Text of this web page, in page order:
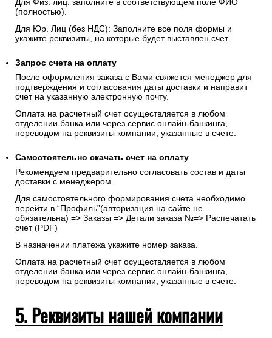
Для Физ. лиц: заполните в соответствующем поле ФИО
(полностью).
Для Юр. Лиц (без НДС): Заполните все поля формы и
укажите реквизиты, на которые будет выставлен счет.
Запрос счета на оплату
После оформления заказа с Вами свяжется менеджер для
подтверждения и согласования даты доставки и направит
счет на указанную электронную почту.
Оплата на расчетный счет осуществляется в любом
отделении банка или через сервис онлайн-банкинга,
переводом на реквизиты компании, указанные в счете.
Самостоятельно скачать счет на оплату
Рекомендуем предварительно согласовать состав и даты
доставки с менеджером.
Для самостоятельного формирования счета необходимо
перейти в “Профиль”(авторизация на сайте не
обязательна) => Заказы => Детали заказа №=> Распечатать
счет (PDF)
В назначении платежа укажите номер заказа.
Оплата на расчетный счет осуществляется в любом
отделении банка или через сервис онлайн-банкинга,
переводом на реквизиты компании, указанные в счете.
5. Реквизиты нашей компании